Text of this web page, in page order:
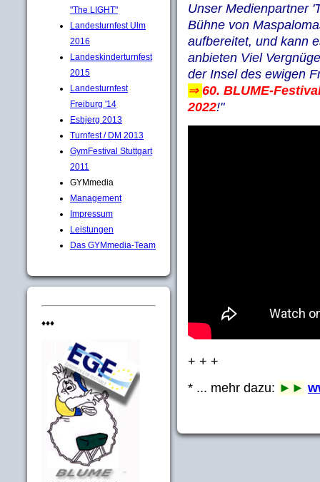
"The LIGHT"
Landesturnfest Ulm
2016
Landeskinderturnfest
2015
Landesturnfest
Freiburg '14
Esbjerg 2013
Turnfest / DM 2013
GymFestival Stuttgart
2011
GYMmedia
Management
Impressum
Leistungen
Das GYMmedia-Team
♦♦♦
Unser Medienpartner
Bühne von
aufbereitet, und kann
anbieten Viel
der Insel des ewigen
⇒ 60. BLUME-
2022!"
+ + +
* ... mehr dazu: ►►